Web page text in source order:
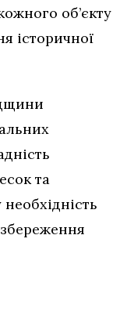
об’єкту
історичної
та